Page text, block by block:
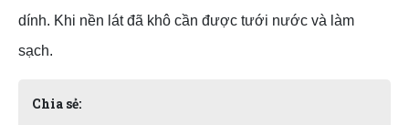
dính. Khi nền lát đã khô cần được tưới nước và làm
sạch.
Chia sẻ: